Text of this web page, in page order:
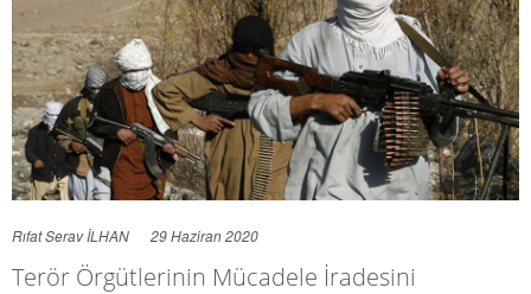
Rıfat Serav İLHAN 29 Haziran 2020
Terör Örgütlerinin Mücadele İradesini